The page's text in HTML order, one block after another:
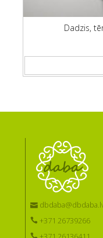
Dadzis,
+371 26739266